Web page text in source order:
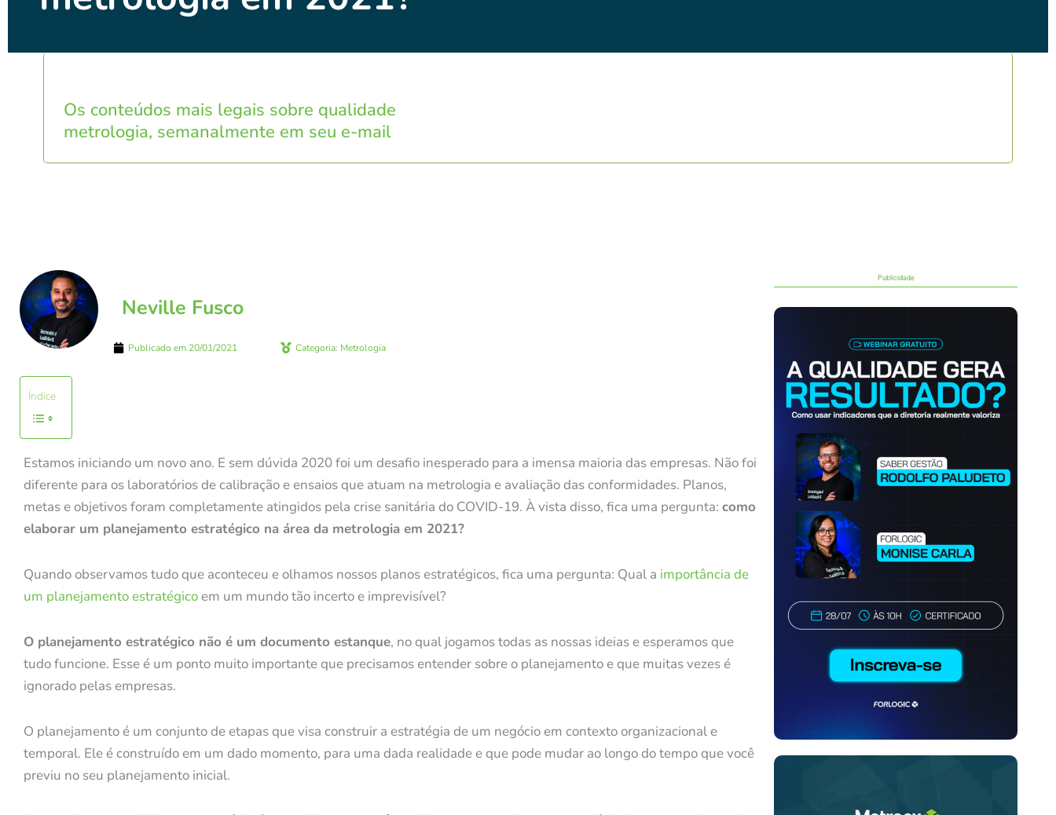
Os conteúdos mais legais sobre qualidade
metrologia, semanalmente em seu e-mail
Neville Fusco
Publicado em 20/01/2021 Categoria: Metrologia
Índice
Estamos iniciando um novo ano. E sem dúvida 2020 foi um desafio inesperado para a imensa maioria das empresas. Não foi
diferente para os laboratórios de calibração e ensaios que atuam na metrologia e avaliação das conformidades. Planos,
metas e objetivos foram completamente atingidos pela crise sanitária do COVID-19. À vista disso, fica uma pergunta: como
elaborar um planejamento estratégico na área da metrologia em 2021?
Quando observamos tudo que aconteceu e olhamos nossos planos estratégicos, fica uma pergunta: Qual a importância de
um planejamento estratégico em um mundo tão incerto e imprevisível?
O planejamento estratégico não é um documento estanque, no qual jogamos todas as nossas ideias e esperamos que
tudo funcione. Esse é um ponto muito importante que precisamos entender sobre o planejamento e que muitas vezes é
ignorado pelas empresas.
O planejamento é um conjunto de etapas que visa construir a estratégia de um negócio em contexto organizacional e
temporal. Ele é construído em um dado momento, para uma dada realidade e que pode mudar ao longo do tempo que você
previu no seu planejamento inicial.
Publicidade